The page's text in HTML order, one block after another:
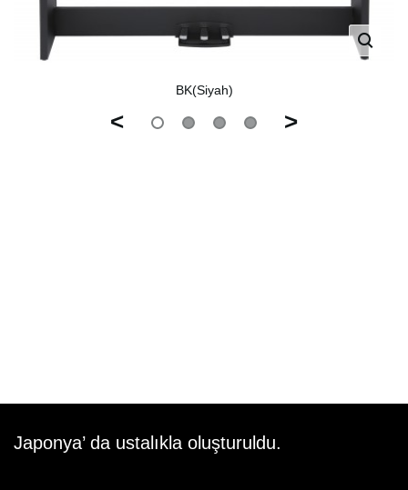
BK(Siyah)
< >
Japonya’ da ustalıkla oluşturuldu.